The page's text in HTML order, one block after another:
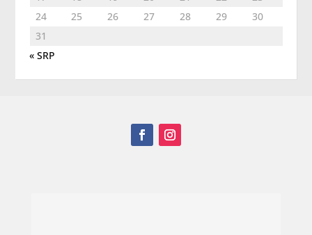
24
25 26 27 28 29
30
31
« SRP